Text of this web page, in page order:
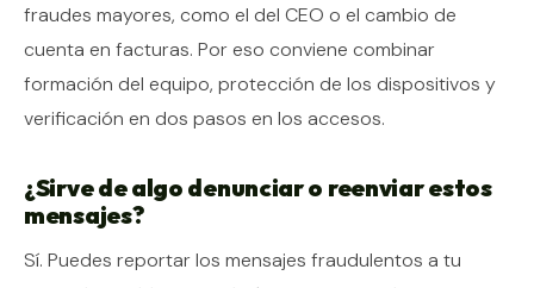
fraudes mayores, como el del CEO o el cambio de
cuenta en facturas. Por eso conviene combinar
formación del equipo, protección de los dispositivos y
verificación en dos pasos en los accesos.
¿Sirve de algo denunciar o reenviar estos
mensajes?
Sí. Puedes reportar los mensajes fraudulentos a tu